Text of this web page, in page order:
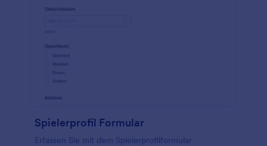
Spielerprofil Formular
Erfassen Sie mit dem Spielerprofilformular